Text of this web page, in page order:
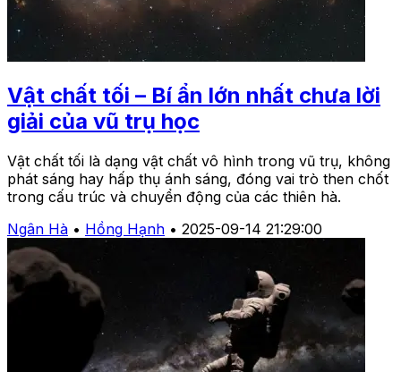
Vật chất tối – Bí ẩn lớn nhất chưa lời
giải của vũ trụ học
Vật chất tối là dạng vật chất vô hình trong vũ trụ, không
phát sáng hay hấp thụ ánh sáng, đóng vai trò then chốt
trong cấu trúc và chuyển động của các thiên hà.
Ngân Hà • Hồng Hạnh • 2025-09-14 21:29:00